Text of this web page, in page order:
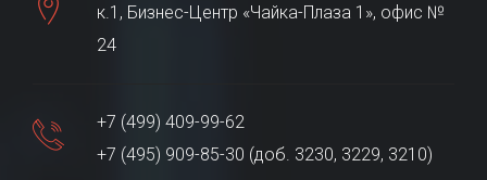
к.1, Бизнес-Центр «Чайка-Плаза 1», офис №
24
+7 (499) 409-99-62
+7 (495) 909-85-30 (доб. 3230, 3229, 3210)